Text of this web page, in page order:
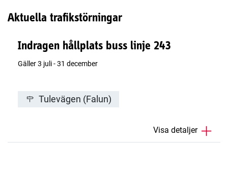
Aktuella trafikstörningar
Indragen hållplats buss linje 243
Gäller 3 juli - 31 december
Tulevägen (Falun)
Visa detaljer